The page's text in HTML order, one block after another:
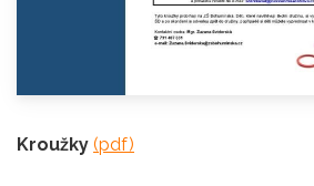
Kroužky (pdf)